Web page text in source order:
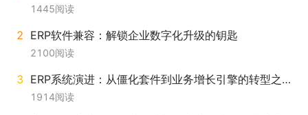
1445阅读
ERP软件兼容：解锁企业数字化升级的钥匙
2100阅读
ERP系统演进：从僵化套件到业务增长引擎的转型之路
1914阅读